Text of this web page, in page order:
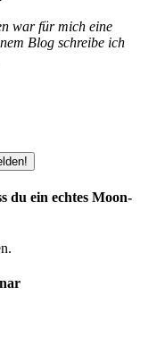
war für mich eine
Blog schreibe ich
du ein echtes Moon-